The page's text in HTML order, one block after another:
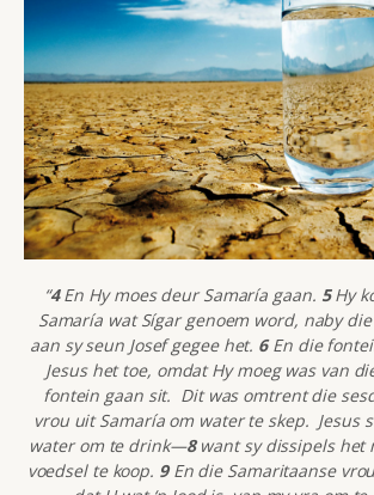
“4En Hy moes deur Samaría gaan. 5Hy
Samaría wat Sígar genoem word, naby
aan sy seun Josef gegee het. 6En die
Jesus het toe, omdat Hy moeg was van
fontein gaan sit. Dit was omtrent die
vrou uit Samaría om water te skep. Jesus
water om te drink—8want sy dissipels het
voedsel te koop. 9En die Samaritaanse